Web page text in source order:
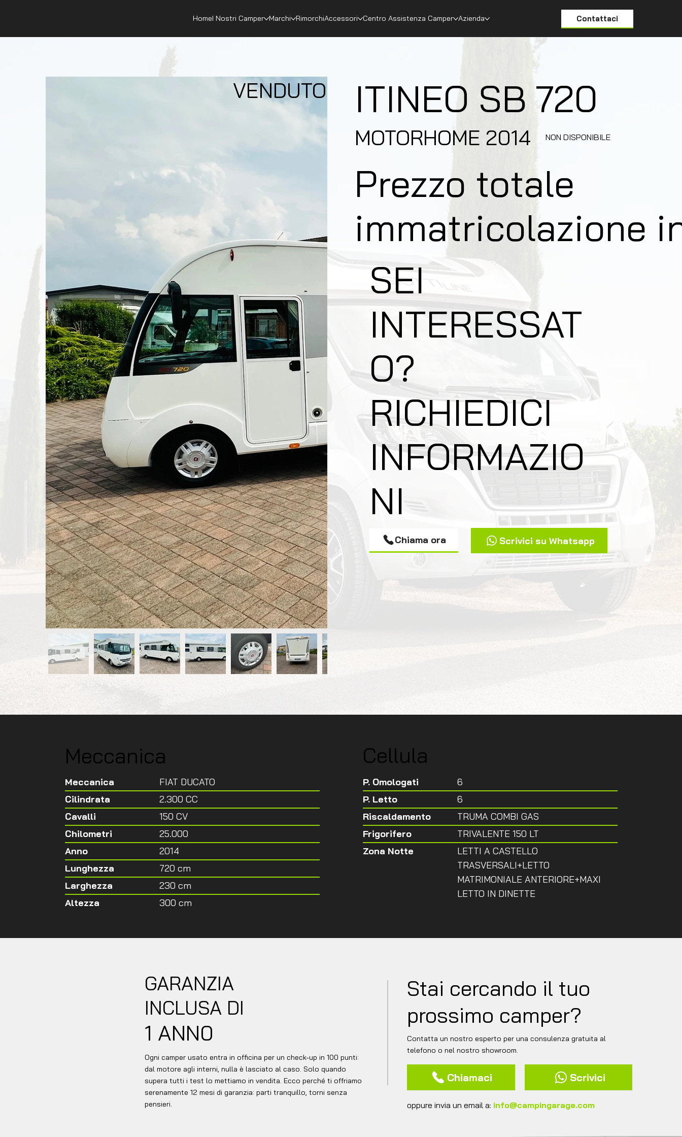
HomeI Nostri Camper Marchi RimorchiAccessori Centro Assistenza Camper Azienda Contattaci
VENDUTO ITINEO SB 720
MOTORHOME 2014 NON DISPONIBILE
Prezzo totale
immatricolazione
SEI
INTERESSAT
O?
RICHIEDICI
INFORMAZIO
NI
Chiama ora Scrivici su Whatsapp
Meccanica
Meccanica
FIAT DUCATO
Cilindrata
2.300 CC
Cavalli
150 CV
Chilometri
25.000
Anno
2014
Lunghezza
720 cm
Larghezza
230 cm
Altezza
300 cm
Cellula
P. Omologati
6
P. Letto
6
Riscaldamento
TRUMA COMBI GAS
Frigorifero
TRIVALENTE 150 LT
Zona Notte
LETTI A CASTELLO
TRASVERSALI+LETTO
MATRIMONIALE ANTERIORE+MAXI
LETTO IN DINETTE
GARANZIA
INCLUSA DI
1 ANN0
Ogni camper usato entra in officina per un check‑up in 100 punti:
dal motore agli interni, nulla è lasciato al caso. Solo quando
supera tutti i test lo mettiamo in vendita. Ecco perché ti offriamo
serenamente 12 mesi di garanzia: parti tranquillo, torni senza
pensieri.
Stai cercando il tuo
prossimo camper?
Contatta un nostro esperto per una consulenza gratuita al
telefono o nel nostro showroom.
Chiamaci Scrivici
oppure invia un email a: info@campingarage.com